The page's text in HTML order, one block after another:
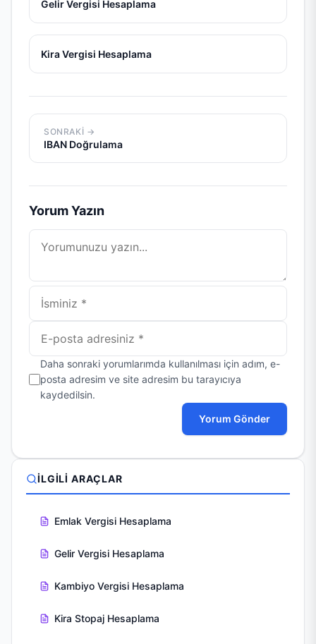
Gelir Vergisi Hesaplama
Kira Vergisi Hesaplama
Yazı
gezinmesi
SONRAKI →
IBAN Doğrulama
Yorum Yazın
Yorum
İsim
E-
posta
Daha sonraki yorumlarımda kullanılması için adım, e-
posta adresim ve site adresim bu tarayıcıya
kaydedilsin.
İLGILI ARAÇLAR
Emlak Vergisi Hesaplama
Gelir Vergisi Hesaplama
Kambiyo Vergisi Hesaplama
Kira Stopaj Hesaplama